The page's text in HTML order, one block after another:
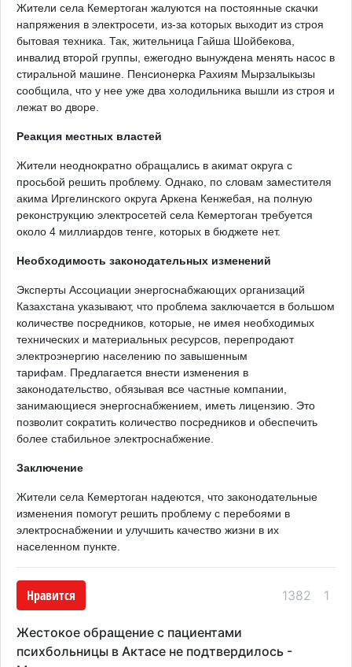
Жители села Кемертоган жалуются на постоянные скачки
напряжения в электросети, из-за которых выходит из строя
бытовая техника. Так, жительница Гайша Шойбекова,
инвалид второй группы, ежегодно вынуждена менять насос в
стиральной машине. Пенсионерка Рахиям Мырзалыкызы
сообщила, что у нее уже два холодильника вышли из строя и
лежат во дворе.​
Реакция местных властей
Жители неоднократно обращались в акимат округа с
просьбой решить проблему. Однако, по словам заместителя
акима Иргелинского округа Аркена Кенжебая, на полную
реконструкцию электросетей села Кемертоган требуется
около 4 миллиардов тенге, которых в бюджете нет.​
Необходимость законодательных изменений
Эксперты Ассоциации энергоснабжающих организаций
Казахстана указывают, что проблема заключается в большом
количестве посредников, которые, не имея необходимых
технических и материальных ресурсов, перепродают
электроэнергию населению по завышенным
тарифам. Предлагается внести изменения в
законодательство, обязывая все частные компании,
занимающиеся энергоснабжением, иметь лицензию. Это
позволит сократить количество посредников и обеспечить
более стабильное электроснабжение.​
Заключение
Жители села Кемертоган надеются, что законодательные
изменения помогут решить проблему с перебоями в
электроснабжении и улучшить качество жизни в их
населенном пункте.​
Нравится 1382 1
Жестокое обращение с пациентами
психбольницы в Актасе не подтвердилось -